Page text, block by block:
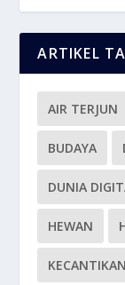
ARTIKEL
AIR TERJUN
BUDAYA
DUNIA
HEWAN
KECANTIKAN